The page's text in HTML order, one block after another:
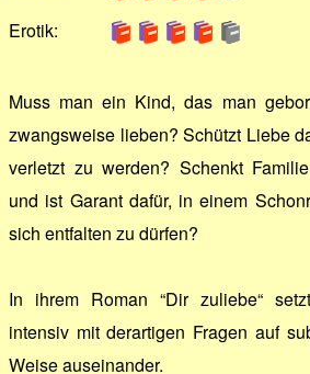
Erotik:
Muss man ein Kind, das man
zwangsweise lieben? Schützt Liebe
verletzt zu werden? Schenkt
und ist Garant dafür, in einem
sich entfalten zu dürfen?
In ihrem Roman “Dir zuliebe“
intensiv mit derartigen Fragen auf
Weise auseinander.